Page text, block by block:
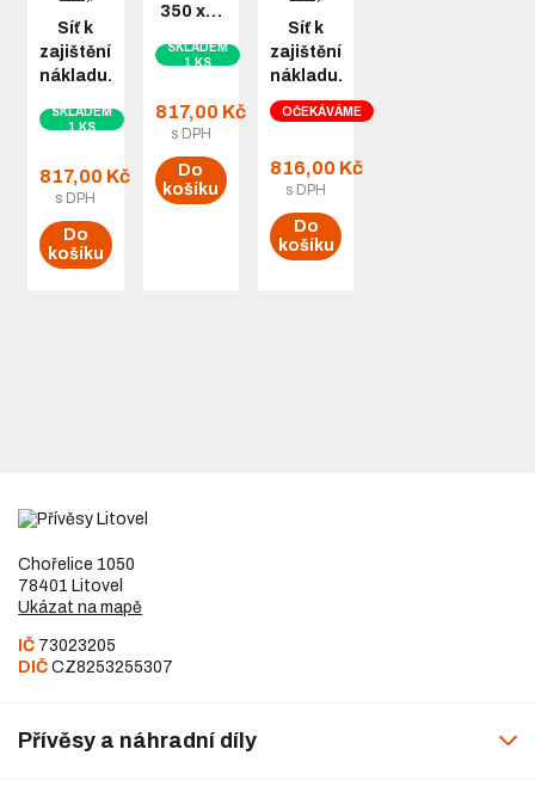
Síť k
zajištění
nákladu…
SKLADEM
1 KS
817,00 Kč
s DPH
Do
košíku
350 x…
SKLADEM
1 KS
817,00 Kč
s DPH
Do
košíku
Síť k
zajištění
nákladu…
OČEKÁVÁME
816,00 Kč
s DPH
Do
košíku
Chořelice 1050
78401 Litovel
Ukázat na mapě
IČ 73023205
DIČ CZ8253255307
Přívěsy a náhradní díly